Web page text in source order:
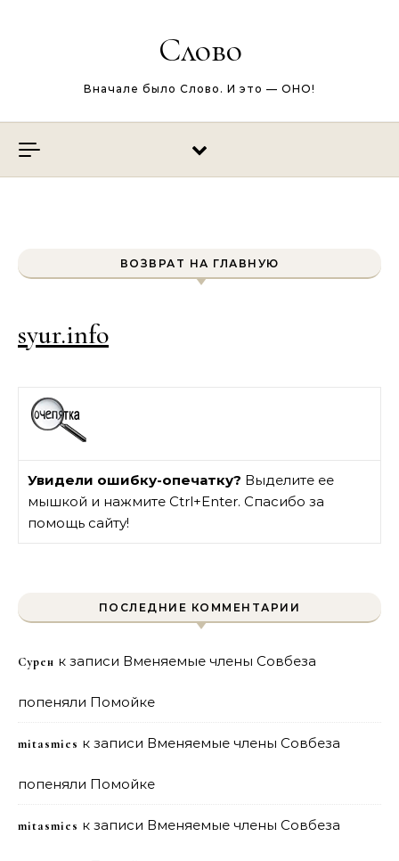
Слово
Вначале было Слово. И это — ОНО!
ВОЗВРАТ НА ГЛАВНУЮ
syur.info
Увидели ошибку-опечатку? Выделите ее
мышкой и нажмите Ctrl+Enter. Спасибо за
помощь сайту!
ПОСЛЕДНИЕ КОММЕНТАРИИ
Сурен к записи Вменяемые члены Совбеза
попеняли Помойке
mitasmies к записи Вменяемые члены Совбеза
попеняли Помойке
mitasmies к записи Вменяемые члены Совбеза